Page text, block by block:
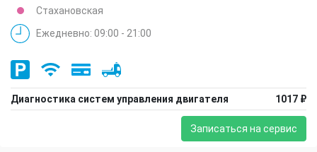
Стахановская
Ежедневно: 09:00 - 21:00
Диагностика систем управления двигателя 1017 ₽
Записаться на сервис